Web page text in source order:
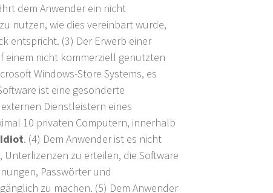
dem Anwender ein nicht
nutzen, wie dies vereinbart wurde,
entspricht. (3) Der Erwerb einer
einem nicht kommerziell genutzten
Windows-Store Systems, es
ist eine gesonderte
Dienstleistern eines
10 privaten Computern, innerhalb
. (4) Dem Anwender ist es nicht
zu erteilen, die Software
Passwörter und
zu machen. (5) Dem Anwender